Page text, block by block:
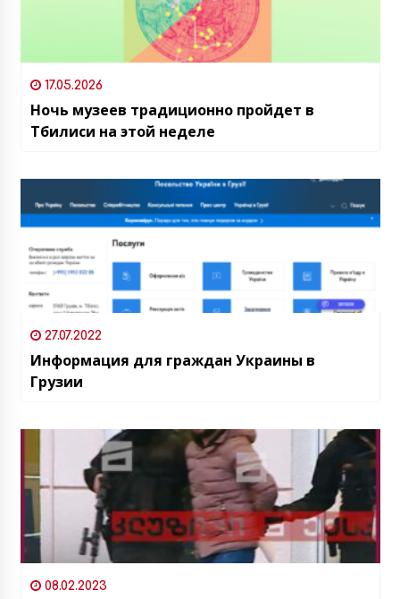
17.05.2026
Ночь музеев традиционно пройдет в
Тбилиси на этой неделе
27.07.2022
Информация для граждан Украины в
Грузии
08.02.2023